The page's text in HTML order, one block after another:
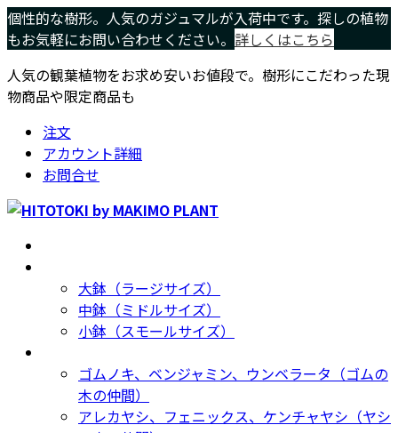
コ
ン
ン
ツ
プ
ナ
ビ
ー
シ
動
個性的な樹形。人気のガジュマルが入荷中です。探しの植物
もお気軽にお問い合わせください。 詳しくはこちら
人気の観葉植物をお求め安いお値段で。樹形にこだわった現
物商品や限定商品も
注文
アカウント詳細
お問合せ
大鉢（ラージサイズ）
中鉢（ミドルサイズ）
小鉢（スモールサイズ）
ゴムノキ、ベンジャミン、ウンベラータ（ゴムの
木の仲間）
アレカヤシ、フェニックス、ケンチャヤシ（ヤシ